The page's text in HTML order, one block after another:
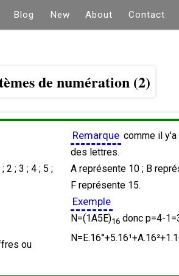
lettres et sciences
sciences
lettres et sciences
sciences
Blog New About Contact
de numération (2)
; 3 ; 4 ; 5 ;
ou
Remarque comme il
des lettres.
A représente 10 ; B
F représente 15.
Exemple
N=(1A5E)16 donc p=4-